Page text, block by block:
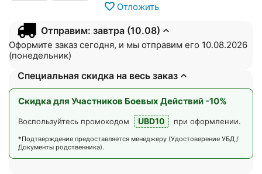
Отложить
Отправим: завтра (10.08)
Оформите заказ сегодня, и мы отправим его 10.08.2026
(понедельник)
Специальная скидка на весь заказ
Скидка для Участников Боевых Действий -10%
Воспользуйтесь промокодом UBD10 при оформлении.
*Подтверждение предоставляется менеджеру (Удостоверение УБД /
Документы родственника).